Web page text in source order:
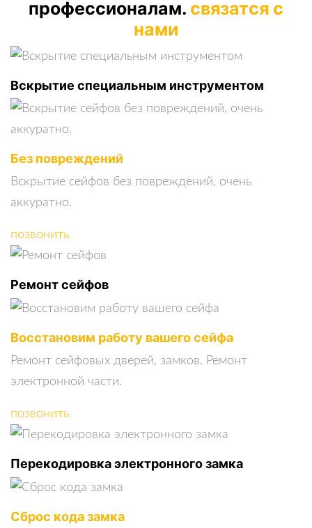
профессионалам. связатся с
нами
Вскрытие специальным инструментом
Без повреждений
Вскрытие сейфов без повреждений, очень
аккуратно.
позвонить
Ремонт сейфов
Восстановим работу вашего сейфа
Ремонт сейфовых дверей, замков. Ремонт
электронной части.
позвонить
Перекодировка электронного замка
Сброс кода замка